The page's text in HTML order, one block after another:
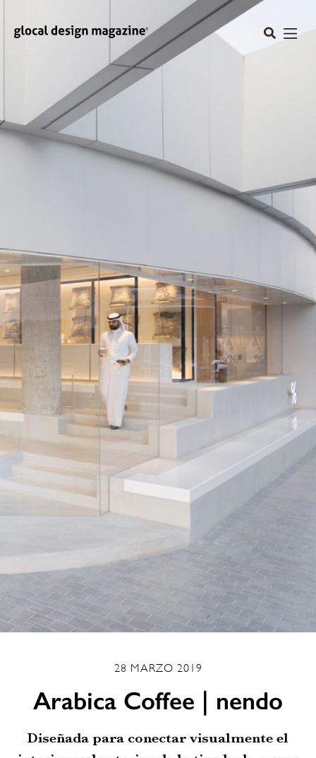
28 MARZO 2019
Arabica Coffee | nendo
Diseñada para conectar visualmente el